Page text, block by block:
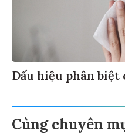
Dấu hiệu phân biệt
Cùng chuyên